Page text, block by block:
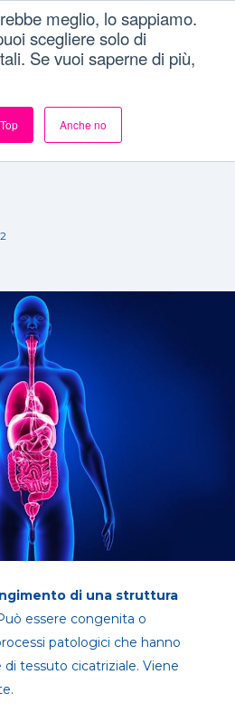
meglio, lo sappiamo.
scegliere solo di
Se vuoi saperne di più,
Top Anche no
di una struttura
essere congenita o
patologici che hanno
tessuto cicatriziale. Viene